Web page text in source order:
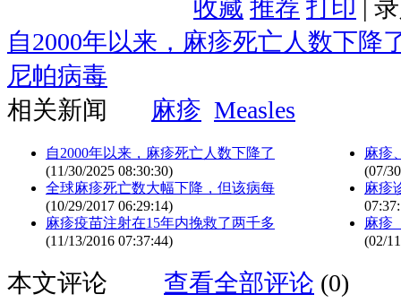
收藏 推荐 打印 |
自2000年以来，麻疹死亡人数下降
尼帕病毒
相关新闻
麻疹 Measles
自2000年以来，麻疹死亡人数下降了
(11/30/2025 08:30:30)
全球麻疹死亡数大幅下降，但该病每
(10/29/2017 06:29:14)
麻疹疫苗注射在15年内挽救了两千多
(11/13/2016 07:37:44)
麻疹
(07/
麻疹
麻疹
(02/
本文评论 查看全部评论 (0)